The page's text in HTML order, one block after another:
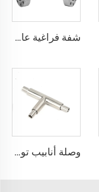
شفة فراغية عالية، منحنى معدني بزاوية 90 درجة من الفولاذ المقاوم للصدأ SS304 SS316L، نوع CF دوار، شفة CF16-CF100، ذات ثقوب عابرة، وصلات أنابيب 3/4"-4"
وصلة أنابيب توصيل مركزية Coaxial على شكل حرف T فائقة النقاء من الفولاذ المقاوم للصدأ SS316L، وصلة توصيل مركزية Coaxial من الفولاذ المقاوم للصدأ، أنابيب عالية الجودة فائقة النقاء (UHP) بنهايات BA/EP